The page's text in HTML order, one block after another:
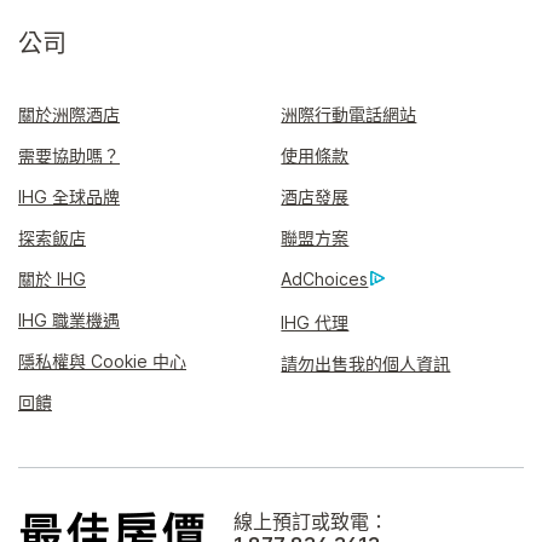
公司
關於洲際酒店
洲際行動電話網站
需要協助嗎？
使用條款
IHG 全球品牌
酒店發展
探索飯店
聯盟方案
關於 IHG
AdChoices
IHG 職業機遇
IHG 代理
隱私權與 Cookie 中心
請勿出售我的個人資訊
回饋
線上預訂或致電：